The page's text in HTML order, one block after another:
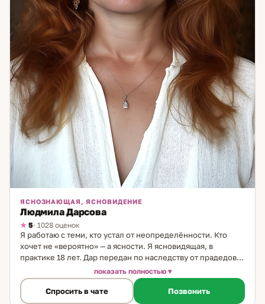
ЯСНОЗНАЮЩАЯ, ЯСНОВИДЕНИЕ
Людмила Дарсова
5· 1028 оценок
Я работаю с теми, кто устал от неопределённости. Кто
хочет не «вероятно» — а ясности. Я ясновидящая, в
практике 18 лет. Дар передан по наследству от прадедов:
сначала проявлялся спонтанно, потом я научилась
направлять его осознанно — видеть чётко, в динамике, с
пониманием точек, где можно изменить ход событий. Как
показать полностью
Спросить в чате Позвонить